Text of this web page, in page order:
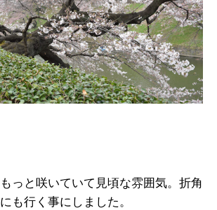
っと咲いていて見頃な雰囲気。折角
も行く事にしました。